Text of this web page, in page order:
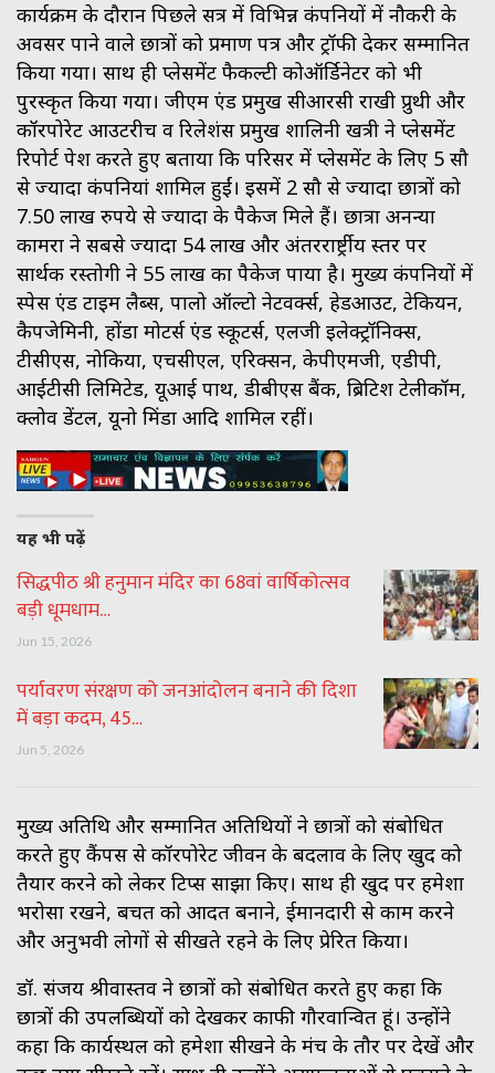
कार्यक्रम के दौरान पिछले सत्र में विभिन्न कंपनियों में नौकरी के
अवसर पाने वाले छात्रों को प्रमाण पत्र और ट्रॉफी देकर सम्मानित
किया गया। साथ ही प्लेसमेंट फैकल्टी कोऑर्डिनेटर को भी
पुरस्कृत किया गया। जीएम एंड प्रमुख सीआरसी राखी प्रुथी और
कॉरपोरेट आउटरीच व रिलेशंस प्रमुख शालिनी खत्री ने प्लेसमेंट
रिपोर्ट पेश करते हुए बताया कि परिसर में प्लेसमेंट के लिए 5 सौ
से ज्यादा कंपनियां शामिल हुईं। इसमें 2 सौ से ज्यादा छात्रों को
7.50 लाख रुपये से ज्यादा के पैकेज मिले हैं। छात्रा अनन्या
कामरा ने सबसे ज्यादा 54 लाख और अंतररार्ष्ट्रीय स्तर पर
सार्थक रस्तोगी ने 55 लाख का पैकेज पाया है। मुख्य कंपनियों में
स्पेस एंड टाइम लैब्स, पालो ऑल्टो नेटवर्क्स, हेडआउट, टेकियन,
कैपजेमिनी, होंडा मोटर्स एंड स्कूटर्स, एलजी इलेक्ट्रॉनिक्स,
टीसीएस, नोकिया, एचसीएल, एरिक्सन, केपीएमजी, एडीपी,
आईटीसी लिमिटेड, यूआई पाथ, डीबीएस बैंक, ब्रिटिश टेलीकॉम,
क्लोव डेंटल, यूनो मिंडा आदि शामिल रहीं।
यह भी पढ़ें
सिद्धपीठ श्री हनुमान मंदिर का 68वां वार्षिकोत्सव
बड़ी धूमधाम…
Jun 15, 2026
पर्यावरण संरक्षण को जनआंदोलन बनाने की दिशा
में बड़ा कदम, 45…
Jun 5, 2026
मुख्य अतिथि और सम्मानित अतिथियों ने छात्रों को संबोधित
करते हुए कैंपस से कॉरपोरेट जीवन के बदलाव के लिए खुद को
तैयार करने को लेकर टिप्स साझा किए। साथ ही खुद पर हमेशा
भरोसा रखने, बचत को आदत बनाने, ईमानदारी से काम करने
और अनुभवी लोगों से सीखते रहने के लिए प्रेरित किया।
डॉ. संजय श्रीवास्तव ने छात्रों को संबोधित करते हुए कहा कि
छात्रों की उपलब्धियों को देखकर काफी गौरवान्वित हूं। उन्होंने
कहा कि कार्यस्थल को हमेशा सीखने के मंच के तौर पर देखें और